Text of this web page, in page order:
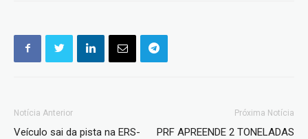
Notícia Anterior
Veículo sai da pista na ERS-
Próxima Notícia
PRF APREENDE 2 TONELADAS